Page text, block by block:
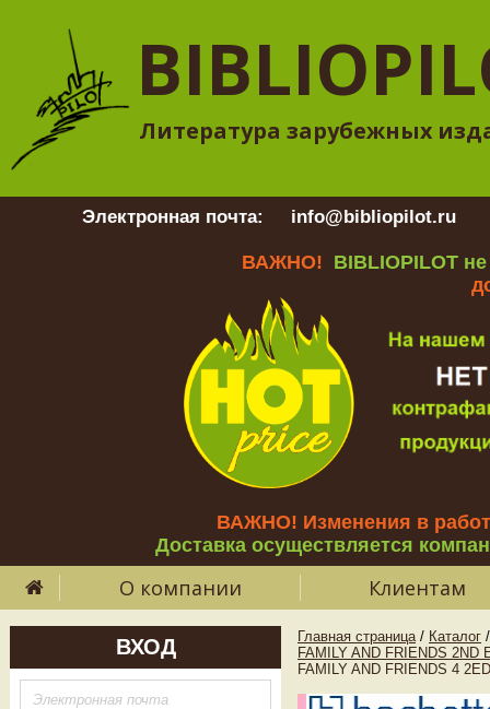
Литература зарубежных
Электронная почта: info@bibliopilot.ru
ВАЖНО! BIBLIOPILOT
ВАЖНО! Изменения в
Доставка осуществляется
О компании Клиентам
ВХОД Главная страница / Каталог /
FAMILY AND FRIENDS
FAMILY AND FRIENDS 4